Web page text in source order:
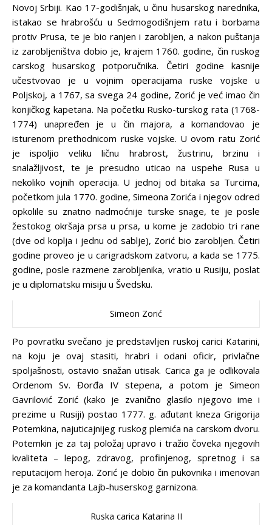
Novoj Srbiji. Kao 17-godišnjak, u činu husarskog narednika,
istakao se hrabrošću u Sedmogodišnjem ratu i borbama
protiv Prusa, te je bio ranjen i zarobljen, a nakon puštanja
iz zarobljeništva dobio je, krajem 1760. godine, čin ruskog
carskog husarskog potporučnika. Četiri godine kasnije
učestvovao je u vojnim operacijama ruske vojske u
Poljskoj, a 1767, sa svega 24 godine, Zorić je već imao čin
konjičkog kapetana. Na početku Rusko-turskog rata (1768-
1774) unapređen je u čin majora, a komandovao je
isturenom prethodnicom ruske vojske. U ovom ratu Zorić
je ispoljio veliku ličnu hrabrost, žustrinu, brzinu i
snalažljivost, te je presudno uticao na uspehe Rusa u
nekoliko vojnih operacija. U jednoj od bitaka sa Turcima,
početkom jula 1770. godine, Simeona Zorića i njegov odred
opkolile su znatno nadmoćnije turske snage, te je posle
žestokog okršaja prsa u prsa, u kome je zadobio tri rane
(dve od koplja i jednu od sablje), Zorić bio zarobljen. Četiri
godine proveo je u carigradskom zatvoru, a kada se 1775.
godine, posle razmene zarobljenika, vratio u Rusiju, poslat
je u diplomatsku misiju u Švedsku.
Simeon Zorić
Po povratku svečano je predstavljen ruskoj carici Katarini,
na koju je ovaj stasiti, hrabri i odani oficir, privlačne
spoljašnosti, ostavio snažan utisak. Carica ga je odlikovala
Ordenom Sv. Đorđa IV stepena, a potom je Simeon
Gavrilović Zorić (kako je zvanično glasilo njegovo ime i
prezime u Rusiji) postao 1777. g. ađutant kneza Grigorija
Potemkina, najuticajnijeg ruskog plemića na carskom dvoru.
Potemkin je za taj položaj upravo i tražio čoveka njegovih
kvaliteta – lepog, zdravog, profinjenog, spretnog i sa
reputacijom heroja. Zorić je dobio čin pukovnika i imenovan
je za komandanta Lajb-huserskog garnizona.
Ruska carica Katarina II